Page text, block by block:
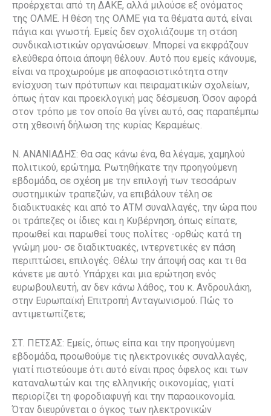
προέρχεται από τη ΔΑΚΕ, αλλά μιλούσε εξ ονόματος
της ΟΛΜΕ. Η θέση της ΟΛΜΕ για τα θέματα αυτά, είναι
πάγια και γνωστή. Εμείς δεν σχολιάζουμε τη στάση
συνδικαλιστικών οργανώσεων. Μπορεί να εκφράζουν
ελεύθερα όποια άποψη θέλουν. Αυτό που εμείς κάνουμε,
είναι να προχωρούμε με αποφασιστικότητα στην
ενίσχυση των πρότυπων και πειραματικών σχολείων,
όπως ήταν και προεκλογική μας δέσμευση. Όσον αφορά
στον τρόπο με τον οποίο θα γίνει αυτό, σας παραπέμπω
στη χθεσινή δήλωση της κυρίας Κεραμέως.
Ν. ΑΝΑΝΙΑΔΗΣ: Θα σας κάνω ένα, θα λέγαμε, χαμηλού
πολιτικού, ερώτημα. Ρωτηθήκατε την προηγούμενη
εβδομάδα, σε σχέση με την επιλογή των τεσσάρων
συστημικών τραπεζών, να επιβάλουν τέλη σε
διαδικτυακές και από το ΑΤΜ συναλλαγές, την ώρα που
οι τράπεζες οι ίδιες και η Κυβέρνηση, όπως είπατε,
προωθεί και παρωθεί τους πολίτες -ορθώς κατά τη
γνώμη μου- σε διαδικτυακές, ιντερνετικές εν πάση
περιπτώσει, επιλογές. Θέλω την άποψή σας και τι θα
κάνετε με αυτό. Υπάρχει και μια ερώτηση ενός
ευρωβουλευτή, αν δεν κάνω λάθος, του κ. Ανδρουλάκη,
στην Ευρωπαϊκή Επιτροπή Ανταγωνισμού. Πώς το
αντιμετωπίζετε;
ΣΤ. ΠΕΤΣΑΣ: Εμείς, όπως είπα και την προηγούμενη
εβδομάδα, προωθούμε τις ηλεκτρονικές συναλλαγές,
γιατί πιστεύουμε ότι αυτό είναι προς όφελος και των
καταναλωτών και της ελληνικής οικονομίας, γιατί
περιορίζει τη φοροδιαφυγή και την παραοικονομία.
Όταν διευρύνεται ο όγκος των ηλεκτρονικών